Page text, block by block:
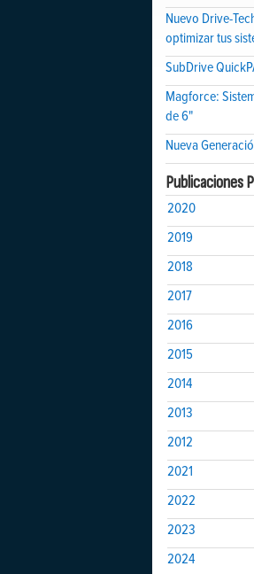
Nuevo Drive-
optimizar tus
SubDrive
Magforce:
de 6"
Nueva
Publicaciones
2020
2019
2018
2017
2016
2015
2014
2013
2012
2021
2022
2023
2024